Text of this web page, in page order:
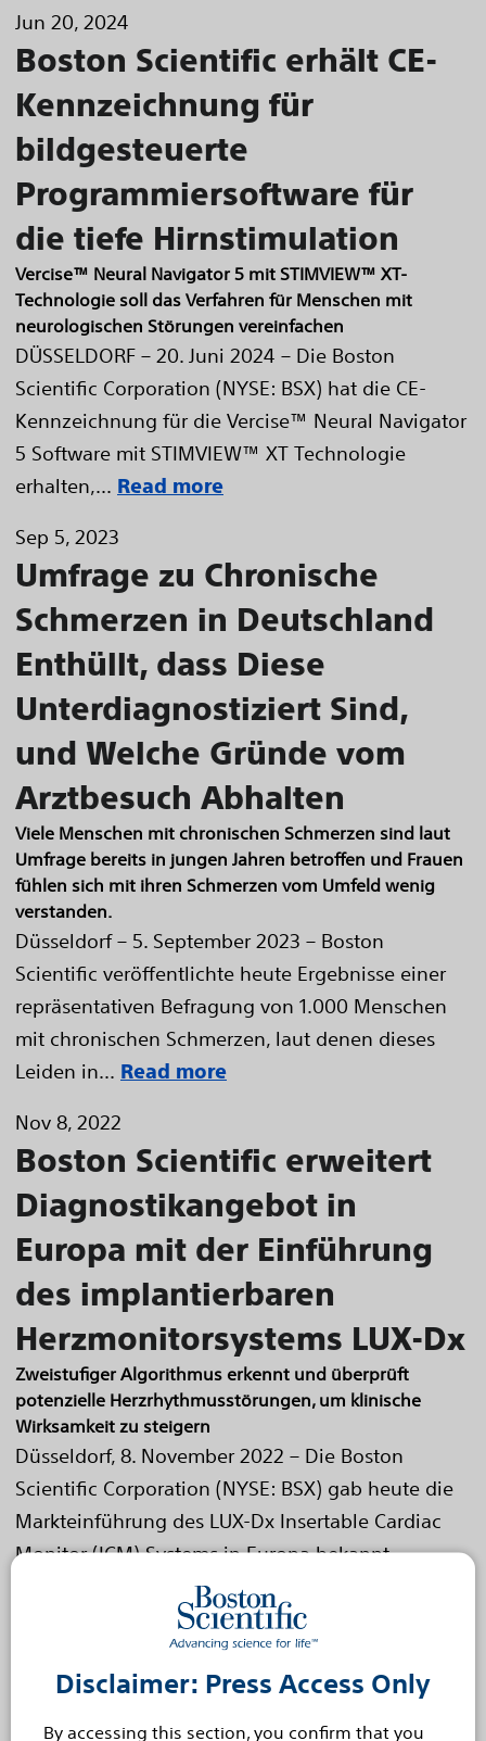
Disclaimer: Press Access Only
By accessing this section, you confirm that you
Jun 20, 2024
Boston Scientific erhält CE-
Kennzeichnung für
bildgesteuerte
Programmiersoftware für
die tiefe Hirnstimulation
Vercise™ Neural Navigator 5 mit STIMVIEW™ XT-
Technologie soll das Verfahren für Menschen mit
neurologischen Störungen vereinfachen
DÜSSELDORF – 20. Juni 2024 – Die Boston
Scientific Corporation (NYSE: BSX) hat die CE-
Kennzeichnung für die Vercise™ Neural Navigator
5 Software mit STIMVIEW™ XT Technologie
erhalten,... Read more
Sep 5, 2023
Umfrage zu Chronische
Schmerzen in Deutschland
Enthüllt, dass Diese
Unterdiagnostiziert Sind,
und Welche Gründe vom
Arztbesuch Abhalten
Viele Menschen mit chronischen Schmerzen sind laut
Umfrage bereits in jungen Jahren betroffen und Frauen
fühlen sich mit ihren Schmerzen vom Umfeld wenig
verstanden.
Düsseldorf – 5. September 2023 – Boston
Scientific veröffentlichte heute Ergebnisse einer
repräsentativen Befragung von 1.000 Menschen
mit chronischen Schmerzen, laut denen dieses
Leiden in... Read more
Nov 8, 2022
Boston Scientific erweitert
Diagnostikangebot in
Europa mit der Einführung
des implantierbaren
Herzmonitorsystems LUX-Dx
Zweistufiger Algorithmus erkennt und überprüft
potenzielle Herzrhythmusstörungen, um klinische
Wirksamkeit zu steigern
Düsseldorf, 8. November 2022 – Die Boston
Scientific Corporation (NYSE: BSX) gab heute die
Markteinführung des LUX-Dx Insertable Cardiac
Monitor (ICM) Systems in Europa bekannt.
Boston Scientific schließt die
Übernahme von Baylis